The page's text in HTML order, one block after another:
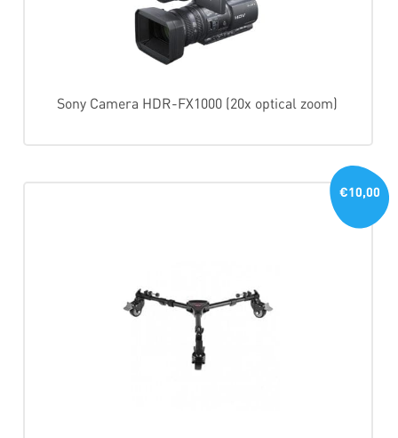
Sony Camera HDR-FX1000 (20x optical zoom)
€10,00